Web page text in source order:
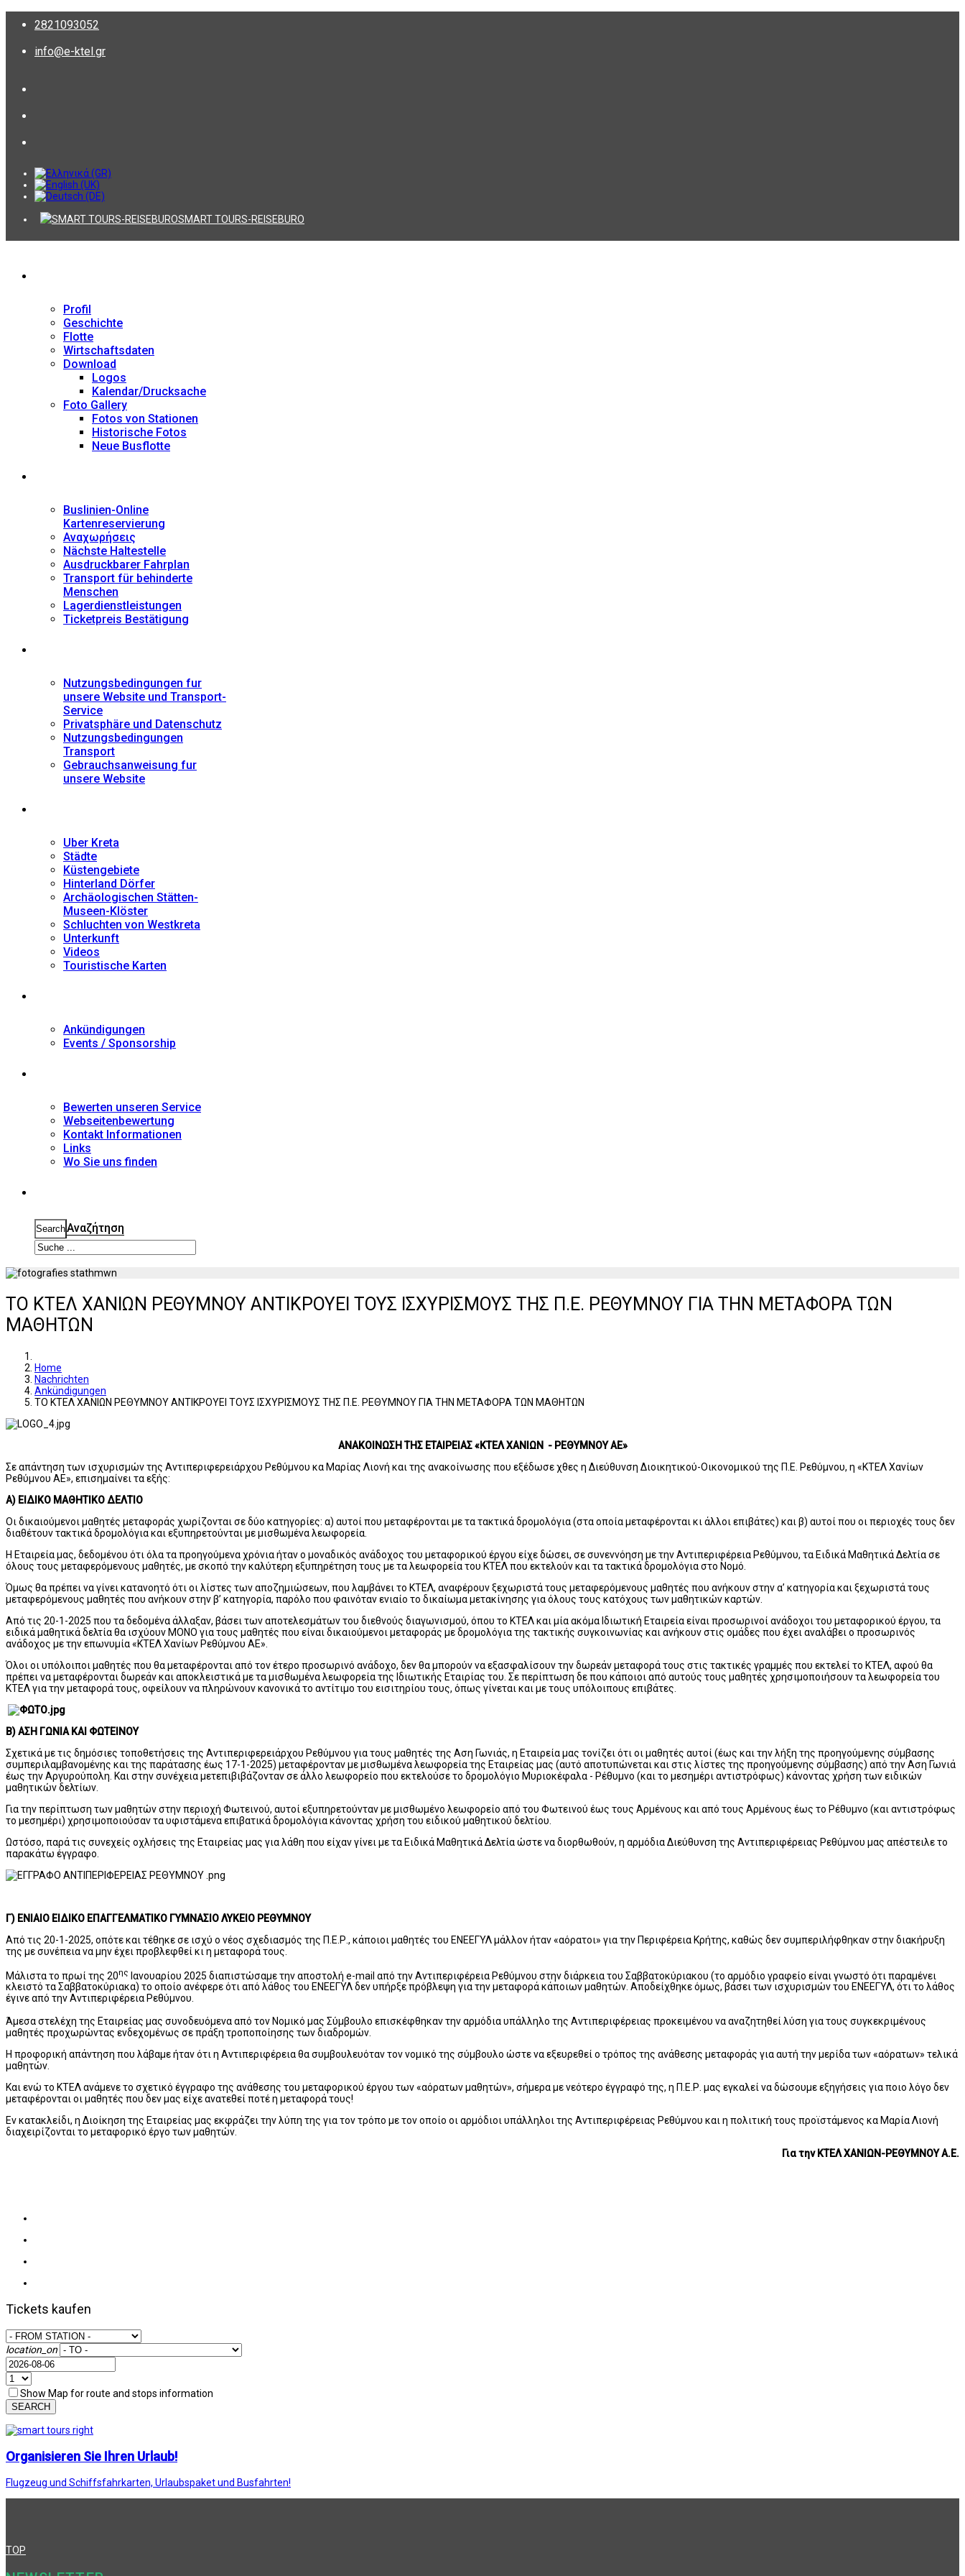
2821093052
info@e-ktel.gr
SMART TOURS-REISEBURO
Profil
Geschichte
Flotte
Wirtschaftsdaten
Download
Logos
Kalendar/Drucksache
Foto Gallery
Fotos von Stationen
Historische Fotos
Neue Busflotte
Buslinien-Online
Kartenreservierung
Αναχωρήσεις
Nächste Haltestelle
Αusdruckbarer Fahrplan
Transport für behinderte
Menschen
Lagerdienstleistungen
Ticketpreis Bestätigung
Nutzungsbedingungen fur
unsere Website und Transport-
Service
Privatsphäre und Datenschutz
Nutzungsbedingungen
Transport
Gebrauchsanweisung fur
unsere Website
Uber Kreta
Städte
Küstengebiete
Hinterland Dörfer
Archäologischen Stätten-
Museen-Klöster
Schluchten von Westkreta
Unterkunft
Videos
Touristische Karten
Ankündigungen
Events / Sponsorship
Bewerten unseren Service
Webseitenbewertung
Kontakt Informationen
Links
Wo Sie uns finden
SearchΑναζήτηση
ΤΟ ΚΤΕΛ ΧΑΝΙΩΝ ΡΕΘΥΜΝΟΥ ΑΝΤΙΚΡΟΥΕΙ ΤΟΥΣ ΙΣΧΥΡΙΣΜΟΥΣ ΤΗΣ Π.Ε. ΡΕΘΥΜΝΟΥ ΓΙΑ ΤΗΝ ΜΕΤΑΦΟΡΑ ΤΩΝ
ΜΑΘΗΤΩΝ
Home
Nachrichten
Ankündigungen
ΤΟ ΚΤΕΛ ΧΑΝΙΩΝ ΡΕΘΥΜΝΟΥ ΑΝΤΙΚΡΟΥΕΙ ΤΟΥΣ ΙΣΧΥΡΙΣΜΟΥΣ ΤΗΣ Π.Ε. ΡΕΘΥΜΝΟΥ ΓΙΑ ΤΗΝ ΜΕΤΑΦΟΡΑ ΤΩΝ ΜΑΘΗΤΩΝ
ΑΝΑΚΟΙΝΩΣΗ ΤΗΣ ΕΤΑΙΡΕΙΑΣ «ΚΤΕΛ ΧΑΝΙΩΝ - ΡΕΘΥΜΝΟΥ ΑΕ»
Σε απάντηση των ισχυρισμών της Αντιπεριφερειάρχου Ρεθύμνου κα Μαρίας Λιονή και της ανακοίνωσης που εξέδωσε χθες η Διεύθυνση Διοικητικού-Οικονομικού της Π.Ε. Ρεθύμνου, η «ΚΤΕΛ Χανίων
Ρεθύμνου ΑΕ», επισημαίνει τα εξής:
Α) ΕΙΔΙΚΟ ΜΑΘΗΤΙΚΟ ΔΕΛΤΙΟ
Οι δικαιούμενοι μαθητές μεταφοράς χωρίζονται σε δύο κατηγορίες: α) αυτοί που μεταφέρονται με τα τακτικά δρομολόγια (στα οποία μεταφέρονται κι άλλοι επιβάτες) και β) αυτοί που οι περιοχές τους δεν
διαθέτουν τακτικά δρομολόγια και εξυπηρετούνται με μισθωμένα λεωφορεία.
Η Εταιρεία μας, δεδομένου ότι όλα τα προηγούμενα χρόνια ήταν ο μοναδικός ανάδοχος του μεταφορικού έργου είχε δώσει, σε συνεννόηση με την Αντιπεριφέρεια Ρεθύμνου, τα Ειδικά Μαθητικά Δελτία σε
όλους τους μεταφερόμενους μαθητές, με σκοπό την καλύτερη εξυπηρέτηση τους με τα λεωφορεία του ΚΤΕΛ που εκτελούν και τα τακτικά δρομολόγια στο Νομό.
Όμως θα πρέπει να γίνει κατανοητό ότι οι λίστες των αποζημιώσεων, που λαμβάνει το ΚΤΕΛ, αναφέρουν ξεχωριστά τους μεταφερόμενους μαθητές που ανήκουν στην α’ κατηγορία και ξεχωριστά τους
μεταφερόμενους μαθητές που ανήκουν στην β’ κατηγορία, παρόλο που φαινόταν ενιαίο το δικαίωμα μετακίνησης για όλους τους κατόχους των μαθητικών καρτών.
Από τις 20-1-2025 που τα δεδομένα άλλαξαν, βάσει των αποτελεσμάτων του διεθνούς διαγωνισμού, όπου το ΚΤΕΛ και μία ακόμα Ιδιωτική Εταιρεία είναι προσωρινοί ανάδοχοι του μεταφορικού έργου, τα
ειδικά μαθητικά δελτία θα ισχύουν ΜΟΝΟ για τους μαθητές που είναι δικαιούμενοι μεταφοράς με δρομολόγια της τακτικής συγκοινωνίας και ανήκουν στις ομάδες που έχει αναλάβει ο προσωρινός
ανάδοχος με την επωνυμία «ΚΤΕΛ Χανίων Ρεθύμνου ΑΕ».
Όλοι οι υπόλοιποι μαθητές που θα μεταφέρονται από τον έτερο προσωρινό ανάδοχο, δεν θα μπορούν να εξασφαλίσουν την δωρεάν μεταφορά τους στις τακτικές γραμμές που εκτελεί το ΚΤΕΛ, αφού θα
πρέπει να μεταφέρονται δωρεάν και αποκλειστικά με τα μισθωμένα λεωφορεία της Ιδιωτικής Εταιρίας του. Σε περίπτωση δε που κάποιοι από αυτούς τους μαθητές χρησιμοποιήσουν τα λεωφορεία του
ΚΤΕΛ για την μεταφορά τους, οφείλουν να πληρώνουν κανονικά το αντίτιμο του εισιτηρίου τους, όπως γίνεται και με τους υπόλοιπους επιβάτες.
Β) ΑΣΗ ΓΩΝΙΑ ΚΑΙ ΦΩΤΕΙΝΟΥ
Σχετικά με τις δημόσιες τοποθετήσεις της Αντιπεριφερειάρχου Ρεθύμνου για τους μαθητές της Αση Γωνιάς, η Εταιρεία μας τονίζει ότι οι μαθητές αυτοί (έως και την λήξη της προηγούμενης σύμβασης
συμπεριλαμβανομένης και της παράτασης έως 17-1-2025) μεταφέρονταν με μισθωμένα λεωφορεία της Εταιρείας μας (αυτό αποτυπώνεται και στις λίστες της προηγούμενης σύμβασης) από την Αση Γωνιά
έως την Αργυρούπολη. Και στην συνέχεια μετεπιβιβάζονταν σε άλλο λεωφορείο που εκτελούσε το δρομολόγιο Μυριοκέφαλα - Ρέθυμνο (και το μεσημέρι αντιστρόφως) κάνοντας χρήση των ειδικών
μαθητικών δελτίων.
Για την περίπτωση των μαθητών στην περιοχή Φωτεινού, αυτοί εξυπηρετούνταν με μισθωμένο λεωφορείο από του Φωτεινού έως τους Αρμένους και από τους Αρμένους έως το Ρέθυμνο (και αντιστρόφως
το μεσημέρι) χρησιμοποιούσαν τα υφιστάμενα επιβατικά δρομολόγια κάνοντας χρήση του ειδικού μαθητικού δελτίου.
Ωστόσο, παρά τις συνεχείς οχλήσεις της Εταιρείας μας για λάθη που είχαν γίνει με τα Ειδικά Μαθητικά Δελτία ώστε να διορθωθούν, η αρμόδια Διεύθυνση της Αντιπεριφέρειας Ρεθύμνου μας απέστειλε το
παρακάτω έγγραφο.
Γ) ΕΝΙΑΙΟ ΕΙΔΙΚΟ ΕΠΑΓΓΕΛΜΑΤΙΚΟ ΓΥΜΝΑΣΙΟ ΛΥΚΕΙΟ ΡΕΘΥΜΝΟΥ
Από τις 20-1-2025, οπότε και τέθηκε σε ισχύ ο νέος σχεδιασμός της Π.Ε.Ρ., κάποιοι μαθητές του ΕΝΕΕΓΥΛ μάλλον ήταν «αόρατοι» για την Περιφέρεια Κρήτης, καθώς δεν συμπεριλήφθηκαν στην διακήρυξη
της με συνέπεια να μην έχει προβλεφθεί κι η μεταφορά τους.
Μάλιστα το πρωί της 20ης Ιανουαρίου 2025 διαπιστώσαμε την αποστολή e-mail από την Αντιπεριφέρεια Ρεθύμνου στην διάρκεια του Σαββατοκύριακου (το αρμόδιο γραφείο είναι γνωστό ότι παραμένει
κλειστό τα Σαββατοκύριακα) το οποίο ανέφερε ότι από λάθος του ΕΝΕΕΓΥΛ δεν υπήρξε πρόβλεψη για την μεταφορά κάποιων μαθητών. Αποδείχθηκε όμως, βάσει των ισχυρισμών του ΕΝΕΕΓΥΛ, ότι το λάθος
έγινε από την Αντιπεριφέρεια Ρεθύμνου.
Άμεσα στελέχη της Εταιρείας μας συνοδευόμενα από τον Νομικό μας Σύμβουλο επισκέφθηκαν την αρμόδια υπάλληλο της Αντιπεριφέρειας προκειμένου να αναζητηθεί λύση για τους συγκεκριμένους
μαθητές προχωρώντας ενδεχομένως σε πράξη τροποποίησης των διαδρομών.
Η προφορική απάντηση που λάβαμε ήταν ότι η Αντιπεριφέρεια θα συμβουλευόταν τον νομικό της σύμβουλο ώστε να εξευρεθεί ο τρόπος της ανάθεσης μεταφοράς για αυτή την μερίδα των «αόρατων» τελικά
μαθητών.
Και ενώ το ΚΤΕΛ ανάμενε το σχετικό έγγραφο της ανάθεσης του μεταφορικού έργου των «αόρατων μαθητών», σήμερα με νεότερο έγγραφό της, η Π.Ε.Ρ. μας εγκαλεί να δώσουμε εξηγήσεις για ποιο λόγο δεν
μεταφέρονται οι μαθητές που δεν μας είχε ανατεθεί ποτέ η μεταφορά τους!
Εν κατακλείδι, η Διοίκηση της Εταιρείας μας εκφράζει την λύπη της για τον τρόπο με τον οποίο οι αρμόδιοι υπάλληλοι της Αντιπεριφέρειας Ρεθύμνου και η πολιτική τους προϊστάμενος κα Μαρία Λιονή
διαχειρίζονται το μεταφορικό έργο των μαθητών.
Για την ΚΤΕΛ ΧΑΝΙΩΝ-ΡΕΘΥΜΝΟΥ Α.Ε.
Tickets kaufen
location_on
Show Map for route and stops information
SEARCH
Organisieren Sie Ihren Urlaub!
Flugzeug und Schiffsfahrkarten, Urlaubspaket und Busfahrten!
TOP